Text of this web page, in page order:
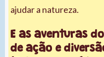
ajudar a natureza.
E as aventuras
de ação e